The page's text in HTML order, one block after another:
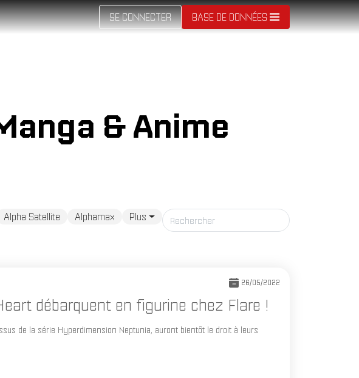
SE CONNECTER BASE DE DONNÉES
& Anime
Alpha Satellite Alphamax Plus
26/05/2022
débarquent en figurine chez Flare !
de la série Hyperdimension Neptunia, auront bientôt le droit à leurs